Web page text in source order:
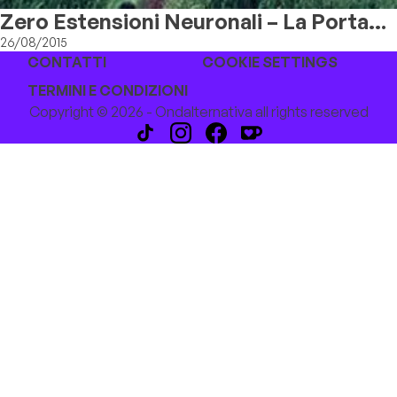
Zero Estensioni Neuronali – La Porta
Stretta
26/08/2015
CONTATTI
COOKIE SETTINGS
TERMINI E CONDIZIONI
Copyright © 2026 - Ondalternativa all rights reserved